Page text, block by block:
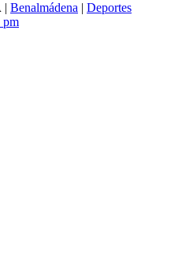
| Benalmádena | Deportes
pm